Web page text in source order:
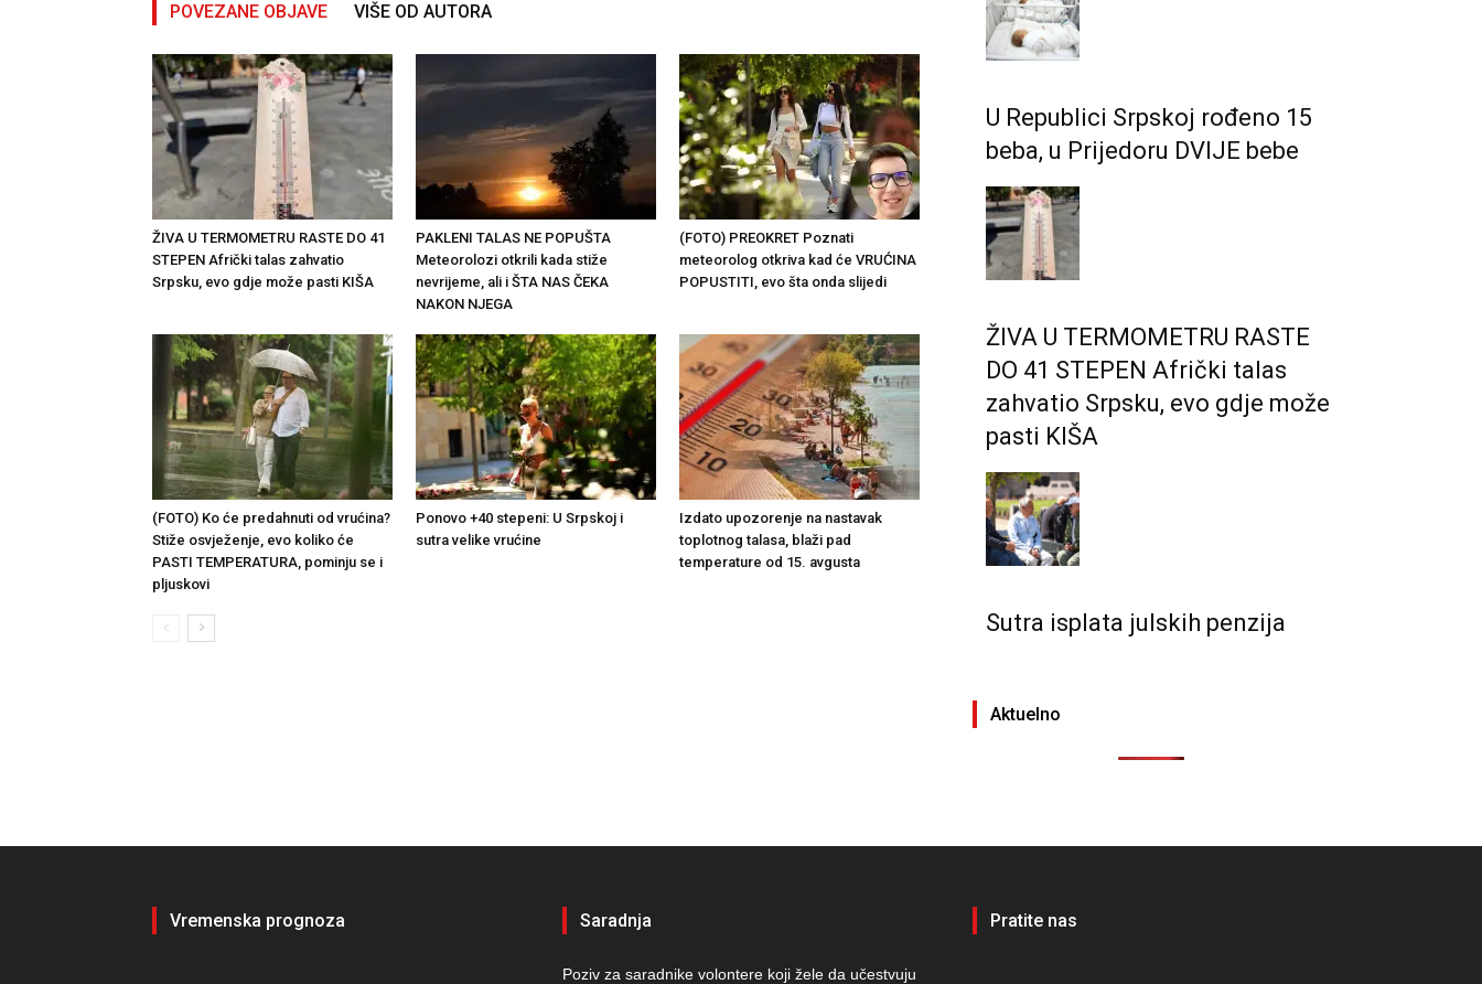
POVEZANE OBJAVE VIŠE OD AUTORA
ŽIVA U TERMOMETRU RASTE DO 41
STEPEN Afrički talas zahvatio
Srpsku, evo gdje može pasti KIŠA
PAKLENI TALAS NE POPUŠTA
Meteorolozi otkrili kada stiže
nevrijeme, ali i ŠTA NAS ČEKA
NAKON NJEGA
(FOTO) PREOKRET Poznati
meteorolog otkriva kad će VRUĆINA
POPUSTITI, evo šta onda slijedi
(FOTO) Ko će predahnuti od vrućina?
Stiže osvježenje, evo koliko će
PASTI TEMPERATURA, pominju se i
pljuskovi
Ponovo +40 stepeni: U Srpskoj i
sutra velike vrućine
Izdato upozorenje na nastavak
toplotnog talasa, blaži pad
temperature od 15. avgusta
U Republici Srpskoj rođeno 15
beba, u Prijedoru DVIJE bebe
ŽIVA U TERMOMETRU RASTE
DO 41 STEPEN Afrički talas
zahvatio Srpsku, evo gdje može
pasti KIŠA
Sutra isplata julskih penzija
Aktuelno
Vremenska prognoza Saradnja
Poziv za saradnike volontere koji žele da učestvuju
Pratite nas